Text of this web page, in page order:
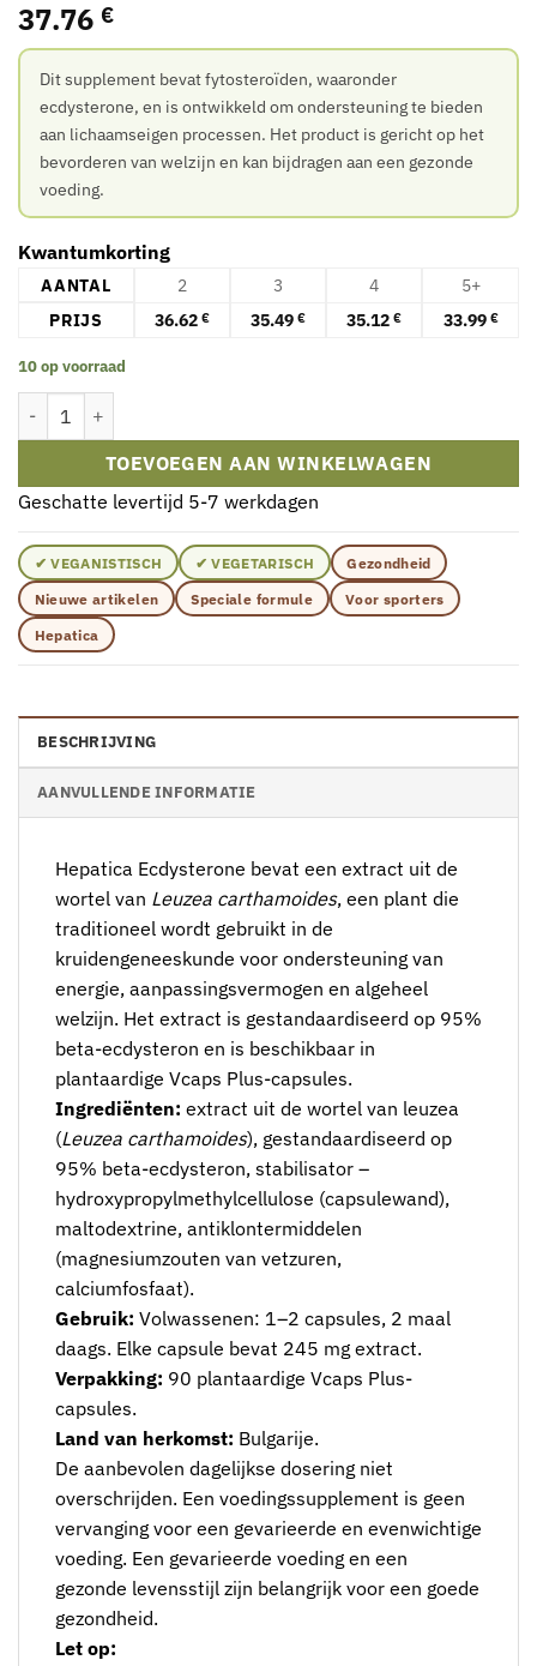
37.76 €
Dit supplement bevat fytosteroïden, waaronder
ecdysterone, en is ontwikkeld om ondersteuning te bieden
aan lichaamseigen processen. Het product is gericht op het
bevorderen van welzijn en kan bijdragen aan een gezonde
voeding.
Kwantumkorting
AANTAL 2 3 4
5+
PRIJS
36.62 € 35.49 € 35.12 € 33.99 €
10 op voorraad
Hepatica Ecdysterone – Supplement met Fytosteroïden (90
TOEVOEGEN AAN WINKELWAGEN
Geschatte levertijd 5-7 werkdagen
✔ VEGANISTISCH ✔ VEGETARISCH
Gezondheid
Nieuwe artikelen
Speciale formule
Voor sporters
Hepatica
BESCHRIJVING
AANVULLENDE INFORMATIE
Hepatica Ecdysterone bevat een extract uit de
wortel van Leuzea carthamoides, een plant die
traditioneel wordt gebruikt in de
kruidengeneeskunde voor ondersteuning van
energie, aanpassingsvermogen en algeheel
welzijn. Het extract is gestandaardiseerd op 95%
beta-ecdysteron en is beschikbaar in
plantaardige Vcaps Plus-capsules.
Ingrediënten: extract uit de wortel van leuzea
(Leuzea carthamoides), gestandaardiseerd op
95% beta-ecdysteron, stabilisator –
hydroxypropylmethylcellulose (capsulewand),
maltodextrine, antiklontermiddelen
(magnesiumzouten van vetzuren,
calciumfosfaat).
Gebruik: Volwassenen: 1–2 capsules, 2 maal
daags. Elke capsule bevat 245 mg extract.
Verpakking: 90 plantaardige Vcaps Plus-
capsules.
Land van herkomst: Bulgarije.
De aanbevolen dagelijkse dosering niet
overschrijden. Een voedingssupplement is geen
vervanging voor een gevarieerde en evenwichtige
voeding. Een gevarieerde voeding en een
gezonde levensstijl zijn belangrijk voor een goede
gezondheid.
Let op: